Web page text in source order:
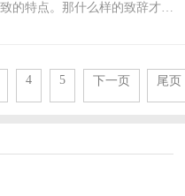
的特点。那什么样的致辞才具
集的大学升学宴致...
4 5 下一页 尾页